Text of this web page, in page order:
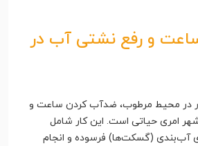
و رفع نشتی آب در
در محیط مرطوب، ضدآب کردن ساعت و
امری حیاتی است. این کار شامل
آب‌بندی (گسکت‌ها) فرسوده و انجام